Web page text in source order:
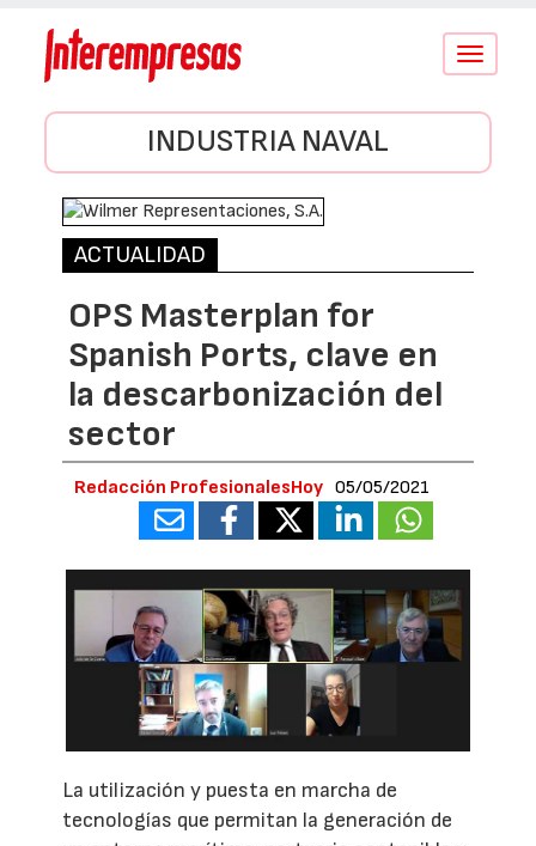
Conmutar
INDUSTRIA NAVAL
ACTUALIDAD
OPS Masterplan for
Spanish Ports, clave en
la descarbonización del
sector
Redacción ProfesionalesHoy 05/05/2021
La utilización y puesta en marcha de
tecnologías que permitan la generación de